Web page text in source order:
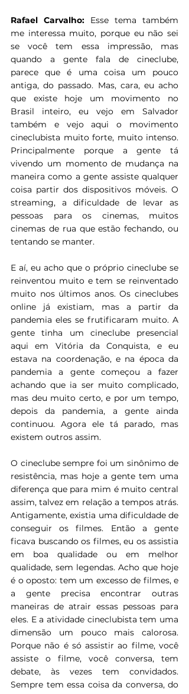
Rafael Carvalho: Esse tema também
me interessa muito, porque eu não sei
se você tem essa impressão, mas
quando a gente fala de cineclube,
parece que é uma coisa um pouco
antiga, do passado. Mas, cara, eu acho
que existe hoje um movimento no
Brasil inteiro, eu vejo em Salvador
também e vejo aqui o movimento
cineclubista muito forte, muito intenso.
Principalmente porque a gente tá
vivendo um momento de mudança na
maneira como a gente assiste qualquer
coisa partir dos dispositivos móveis. O
streaming, a dificuldade de levar as
pessoas para os cinemas, muitos
cinemas de rua que estão fechando, ou
tentando se manter.
E aí, eu acho que o próprio cineclube se
reinventou muito e tem se reinventado
muito nos últimos anos. Os cineclubes
online já existiam, mas a partir da
pandemia eles se frutificaram muito. A
gente tinha um cineclube presencial
aqui em Vitória da Conquista, e eu
estava na coordenação, e na época da
pandemia a gente começou a fazer
achando que ia ser muito complicado,
mas deu muito certo, e por um tempo,
depois da pandemia, a gente ainda
continuou. Agora ele tá parado, mas
existem outros assim.
O cineclube sempre foi um sinônimo de
resistência, mas hoje a gente tem uma
diferença que para mim é muito central
assim, talvez em relação a tempos atrás.
Antigamente, existia uma dificuldade de
conseguir os filmes. Então a gente
ficava buscando os filmes, eu os assistia
em boa qualidade ou em melhor
qualidade, sem legendas. Acho que hoje
é o oposto: tem um excesso de filmes, e
a gente precisa encontrar outras
maneiras de atrair essas pessoas para
eles. E a atividade cineclubista tem uma
dimensão um pouco mais calorosa.
Porque não é só assistir ao filme, você
assiste o filme, você conversa, tem
debate, às vezes tem convidados.
Sempre tem essa coisa da conversa, do